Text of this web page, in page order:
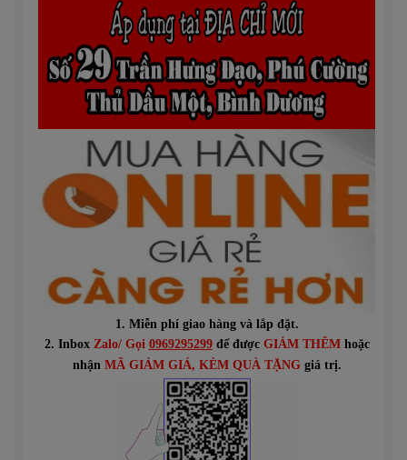
1. Miễn phí giao hàng và lắp đặt.
2. Inbox Zalo/ Gọi 0969295299để được GIẢM THÊMhoặc
nhận MÃ GIẢM GIÁ, KÈM QUÀ TẶNGgiá trị.